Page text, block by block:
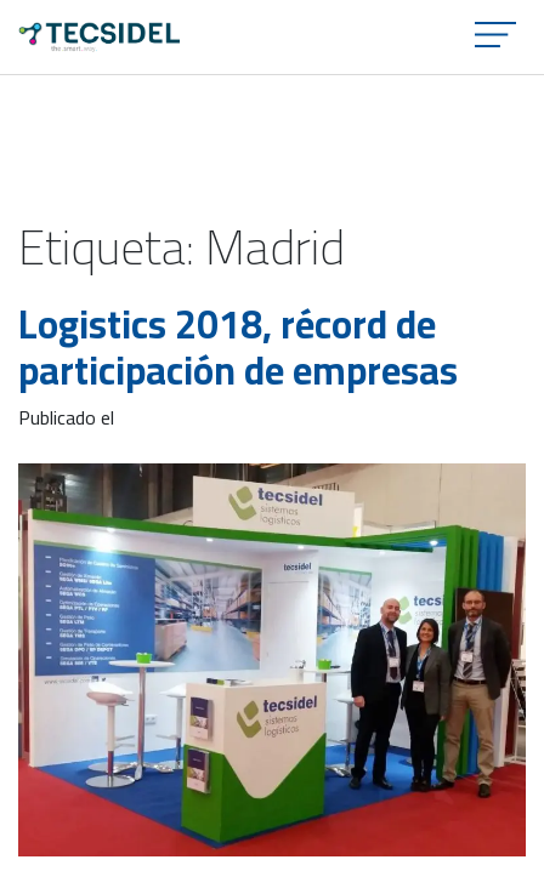
×
Etiqueta:Madrid
Logistics 2018, récord de
participación de empresas
Publicado el